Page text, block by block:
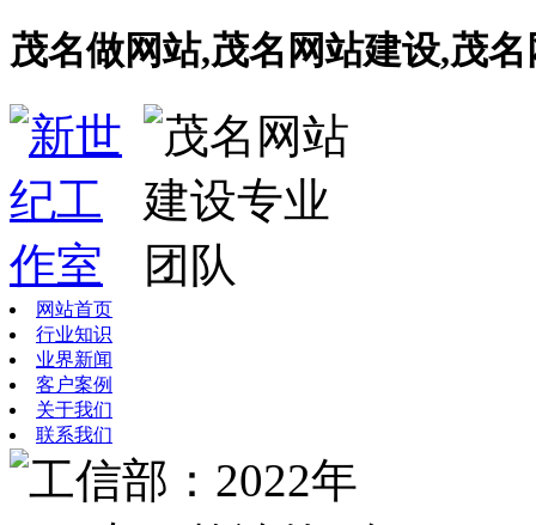
茂名做网站,茂名网站建设,茂
网站首页
行业知识
业界新闻
客户案例
关于我们
联系我们